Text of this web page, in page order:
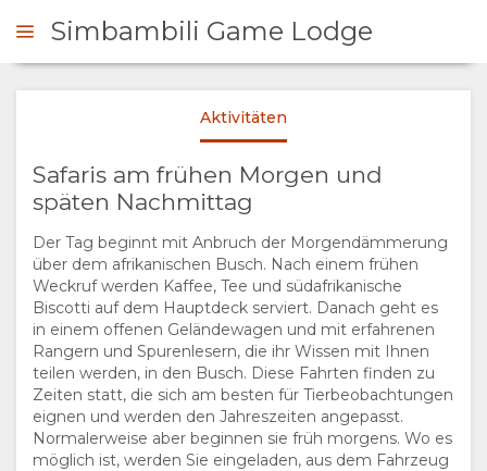
ÜBERSICHT
ÜBER
UNS
WARUM HIER
ÜBERNACHTEN
EINRICHTUNGEN
AUFENTHALT
ZIMMERKATEGORIE
GALERIE
FOTOS
GENIESSEN
Simbambili Game Lodge
Aktivitäten
Safaris am frühen Morgen und
späten Nachmittag
Der Tag beginnt mit Anbruch der Morgendämmerung
über dem afrikanischen Busch. Nach einem frühen
Weckruf werden Kaffee, Tee und südafrikanische
Biscotti auf dem Hauptdeck serviert. Danach geht es
in einem offenen Geländewagen und mit erfahrenen
Rangern und Spurenlesern, die ihr Wissen mit Ihnen
teilen werden, in den Busch. Diese Fahrten finden zu
Zeiten statt, die sich am besten für Tierbeobachtungen
eignen und werden den Jahreszeiten angepasst.
Normalerweise aber beginnen sie früh morgens. Wo es
möglich ist, werden Sie eingeladen, aus dem Fahrzeug